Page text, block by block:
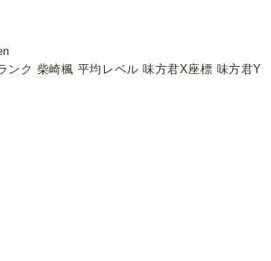
ンク 柴崎楓 平均レベル 味方君X座標 味方君Y